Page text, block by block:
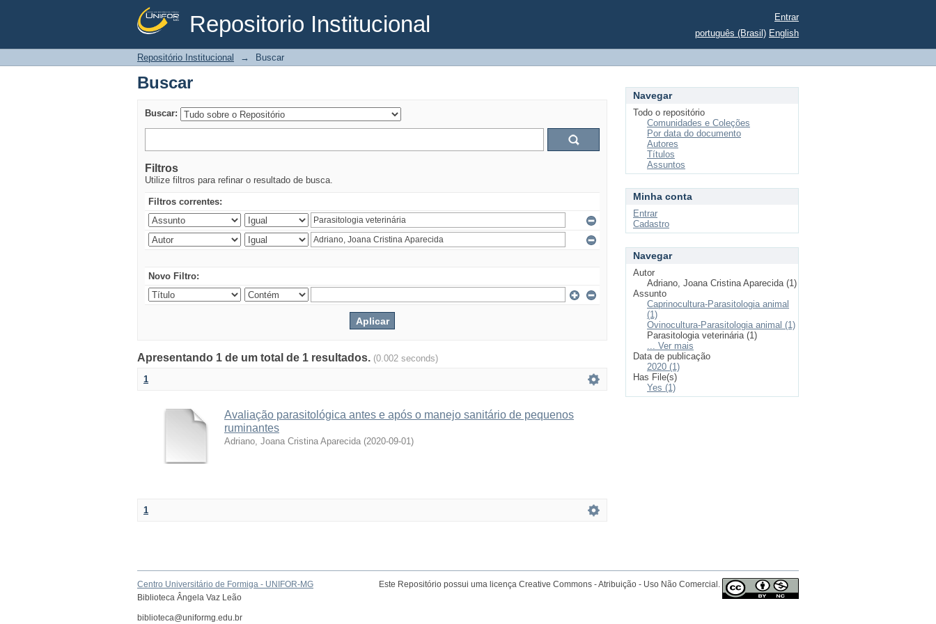
Repositorio Institucional
Buscar
Entrar
português (Brasil) English
Repositório Institucional → Buscar
Buscar
Buscar:
Filtros
Utilize filtros para refinar o resultado de busca.
Filtros correntes:
Novo Filtro:
Apresentando 1 de um total de 1 resultados. (0.002 seconds)
1
Avaliação parasitológica antes e após o manejo sanitário de pequenos
ruminantes
Adriano, Joana Cristina Aparecida (2020-09-01)
1
Navegar
Todo o repositório
Comunidades e Coleções
Por data do documento
Autores
Títulos
Assuntos
Minha conta
Entrar
Cadastro
Navegar
Autor
Adriano, Joana Cristina Aparecida (1)
Assunto
Caprinocultura-Parasitologia animal
(1)
Ovinocultura-Parasitologia animal (1)
Parasitologia veterinária (1)
... Ver mais
Data de publicação
2020 (1)
Has File(s)
Yes (1)
Centro Universitário de Formiga - UNIFOR-MG
Biblioteca Ângela Vaz Leão
biblioteca@uniformg.edu.br
Este Repositório possui uma licença Creative Commons - Atribuição - Uso Não Comercial.